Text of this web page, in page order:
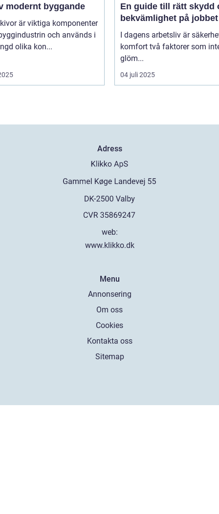
modernt byggande
är viktiga komponenter
och används i
olika kon...
En guide till rätt skydd
bekvämlighet på jobbet
I dagens arbetsliv är
komfort två faktorer som
glöm...
04 juli 2025
Adress
web:
www.klikko.dk
Menu
Annonsering
Om oss
Cookies
Kontakta oss
Sitemap